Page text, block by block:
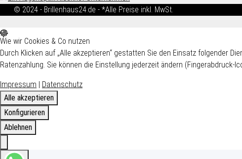
© 2024 - Brillenhaus24.de - *Alle Preise inkl. MwSt.
Wie wir Cookies & Co nutzen
Durch Klicken auf „Alle akzeptieren“ gestatten Sie den Einsatz folgender
Ratenzahlung. Sie können die Einstellung jederzeit ändern (Fingerabdruck-
Impressum | Datenschutz
Alle akzeptieren
Konfigurieren
Ablehnen